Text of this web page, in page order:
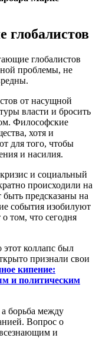
глобалистов
глобалистов
проблемы, не
от насущной
власти и бросить
Философские
хотя и
для того, чтобы
и насилия.
и социальный
происходили на
предсказаны на
события изобилуют
том, что сегодня
этот коллапс был
признали свои
кипение:
и политическим
борьба между
Вопрос о
всезнающим и